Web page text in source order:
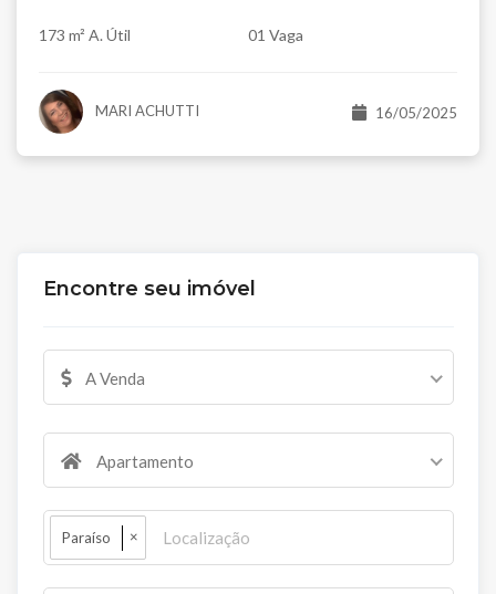
Encontre seu imóvel
A Venda
Apartamento
Paraíso ×
173 m² A. Útil 01 Vaga
MARI ACHUTTI 16/05/2025